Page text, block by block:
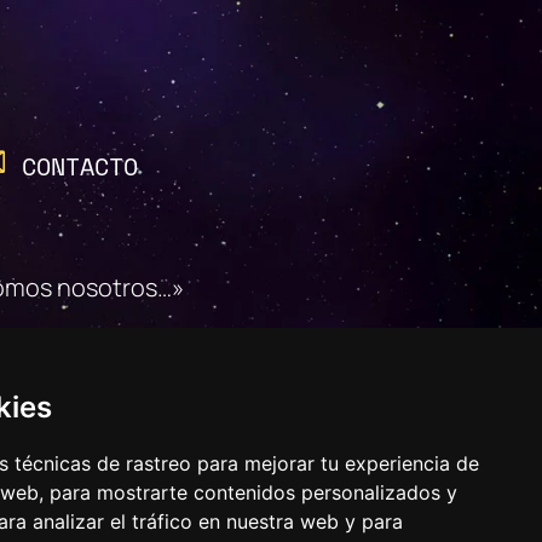
técnicas de rastreo para mejorar tu experiencia de
para mostrarte contenidos personalizados y
analizar el tráfico en nuestra web y para
CONTACTO
nosotros…»